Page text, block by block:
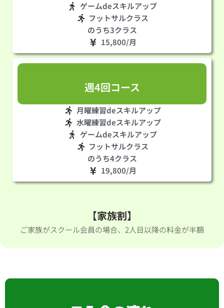
ゲームdeスキルアップ
フットサルクラス
のうち3クラス
15,800/月
週4回コース
月曜練習deスキルアップ
水曜練習deスキルアップ
ゲームdeスキルアップ
フットサルクラス
のうち4クラス
19,800/月
【家族割】
ご家族がスクール会員の場合、2人目以降の料金が半額